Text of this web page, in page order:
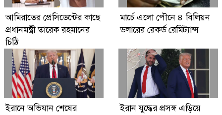
Digital Economy Can Power Inclusive
Growth and Innovation
আমিরাতের প্রেসিডেন্টের কাছে
প্রধানমন্ত্রী তারেক রহমানের
চিঠি
মার্চে এলো পৌনে ৪ বিলিয়ন
ডলারের রেকর্ড রেমিট্যান্স
ইরানে অভিযান শেষের
ইরান যুদ্ধের প্রসঙ্গ এড়িয়ে